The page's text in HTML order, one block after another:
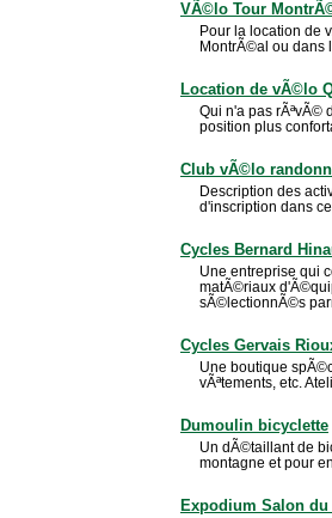
VÃ©lo Tour
Pour la location de
MontrÃ©al ou dans
Location de vÃ©lo
Qui n'a pas rÃªvÃ©
position plus
Club vÃ©lo
Description des
d'inscription dans
Cycles Bernard
Une entreprise qui
matÃ©riaux
sÃ©lectionnÃ©s
Cycles Gervais
Une boutique
vÃªtements, etc.
Dumoulin bicyclette
Un dÃ©taillant de
montagne et pour
Expodium Salon